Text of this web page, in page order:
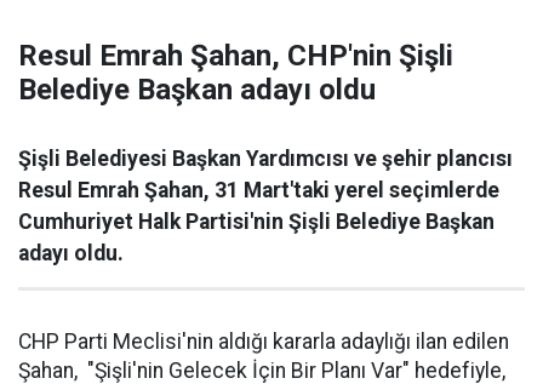
Resul Emrah Şahan, CHP'nin Şişli
Belediye Başkan adayı oldu
Şişli Belediyesi Başkan Yardımcısı ve şehir plancısı
Resul Emrah Şahan, 31 Mart'taki yerel seçimlerde
Cumhuriyet Halk Partisi'nin Şişli Belediye Başkan
adayı oldu.
CHP Parti Meclisi'nin aldığı kararla adaylığı ilan edilen
Şahan, "Şişli'nin Gelecek İçin Bir Planı Var" hedefiyle,